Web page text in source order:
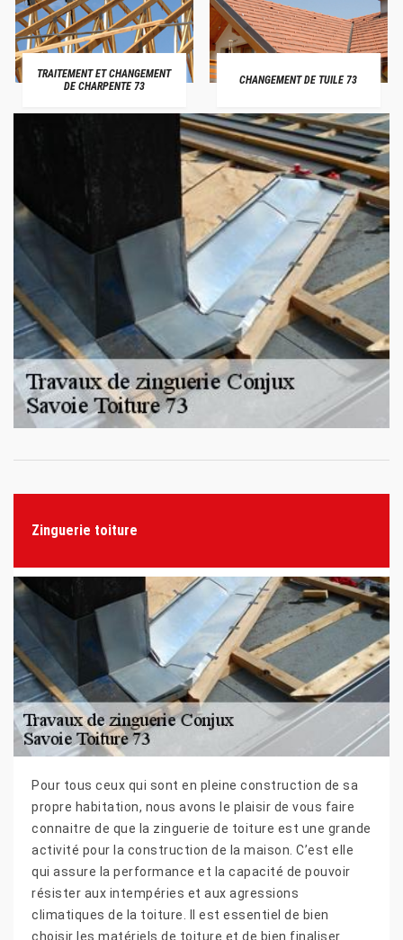
TRAITEMENT ET CHANGEMENT
DE CHARPENTE 73
CHANGEMENT DE TUILE 73
Zinguerie toiture
Pour tous ceux qui sont en pleine construction de sa
propre habitation, nous avons le plaisir de vous faire
connaitre de que la zinguerie de toiture est une grande
activité pour la construction de la maison. C’est elle
qui assure la performance et la capacité de pouvoir
résister aux intempéries et aux agressions
climatiques de la toiture. Il est essentiel de bien
choisir les matériels de toiture et de bien finaliser